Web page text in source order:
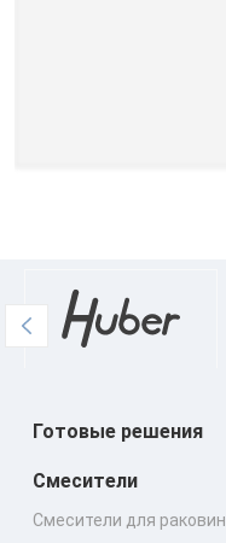
Готовые решения
Смесители
Смесители для раковин